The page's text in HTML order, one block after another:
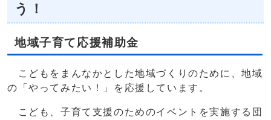
う！
地域子育て応援補助金
こどもをまんなかとした地域づくりのために、地域
の「やってみたい！」を応援しています。
こども、子育て支援のためのイベントを実施する団